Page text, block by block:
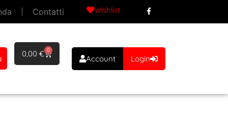
Contatti Wishlist
0,00€ 0
Account Login